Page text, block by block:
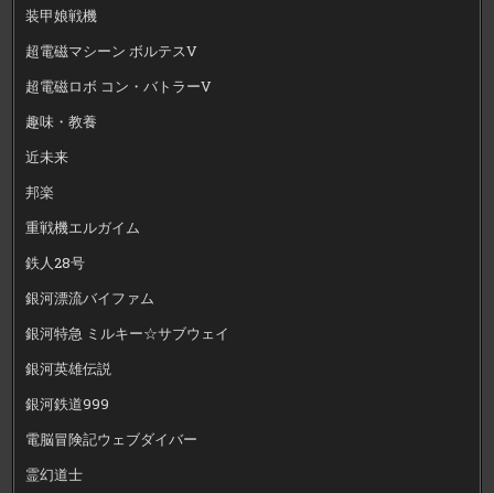
装甲娘戦機
超電磁マシーン ボルテスV
超電磁ロボ コン・バトラーV
趣味・教養
近未来
邦楽
重戦機エルガイム
鉄人28号
銀河漂流バイファム
銀河特急 ミルキー☆サブウェイ
銀河英雄伝説
銀河鉄道999
電脳冒険記ウェブダイバー
霊幻道士